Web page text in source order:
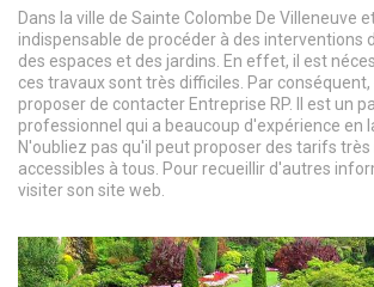
Dans la ville de Sainte Colombe De Villeneuve
indispensable de procéder à des interventions
des espaces et des jardins. En effet, il est
ces travaux sont très difficiles. Par
proposer de contacter Entreprise RP. Il est un
professionnel qui a beaucoup d'expérience en
N'oubliez pas qu'il peut proposer des tarifs
accessibles à tous. Pour recueillir d'autres
visiter son site web.